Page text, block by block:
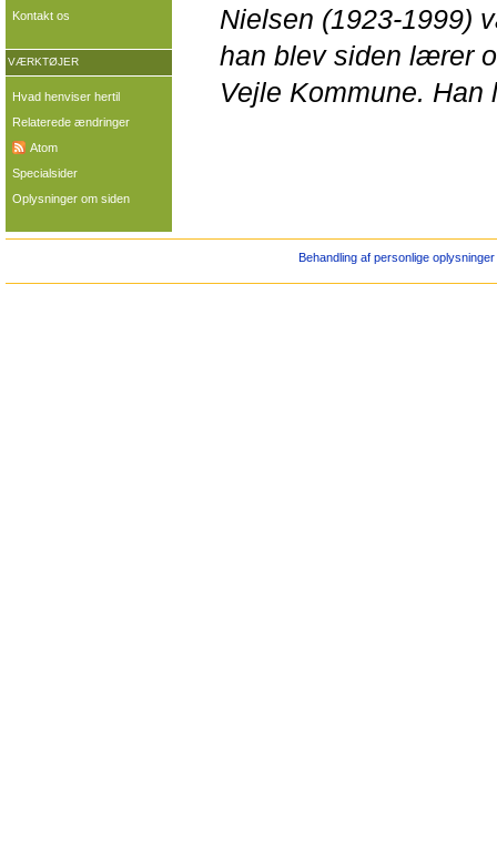
Nielsen (1923-1999)
han blev siden lærer
Vejle Kommune.
Kontakt os
VÆRKTØJER
Hvad henviser hertil
Relaterede ændringer
Atom
Specialsider
Oplysninger om siden
Behandling af personlige oplysninger